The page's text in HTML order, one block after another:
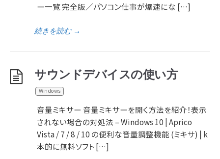
ー一覧 完全版／パソコン仕事が爆速にな […]
続きを読む→
サウンドデバイスの使い方
Windows
音量ミキサー 音量ミキサーを開く方法を紹介！表示
されない場合の対処法 – Windows 10 | Aprico
Vista / 7 / 8 / 10 の便利な音量調整機能 (ミキサ) | k
本的に無料ソフト […]